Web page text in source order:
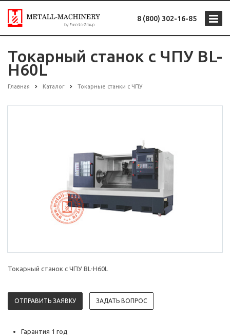
8 (800) 302-16-85
Токарный станок с ЧПУ BL-
H60L
Главная Каталог Токарные станки с ЧПУ
Токарный станок с ЧПУ BL-H60L
ОТПРАВИТЬ ЗАЯВКУ ЗАДАТЬ ВОПРОС
Гарантия 1 год